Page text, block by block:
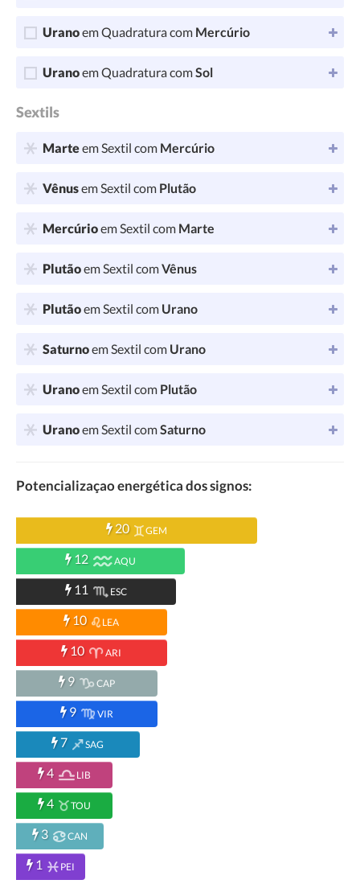
Uranoem Quadratura com Mercúrio
Uranoem Quadratura comSol
Sextils
Marteem Sextil com Mercúrio
Vênusem Sextil com Plutão
Mercúrioem Sextil com Marte
Plutãoem Sextil comVênus
Plutãoem Sextil com Urano
Saturnoem Sextil com Urano
Uranoem Sextil com Plutão
Uranoem Sextil comSaturno
Potencializaçao energética dos signos:
20 GEM
12 AQU
11 ESC
10 LEA
10 ARI
9 CAP
9 VIR
7 SAG
4 LIB
4 TOU
3 CAN
1 PEI